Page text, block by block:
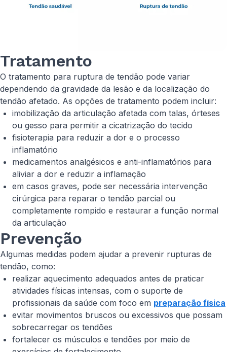
Tratamento
O tratamento para ruptura de tendão pode variar
dependendo da gravidade da lesão e da localização do
tendão afetado. As opções de tratamento podem incluir:
imobilização da articulação afetada com talas, órteses
ou gesso para permitir a cicatrização do tecido
fisioterapia para reduzir a dor e o processo
inflamatório
medicamentos analgésicos e anti-inflamatórios para
aliviar a dor e reduzir a inflamação
em casos graves, pode ser necessária intervenção
cirúrgica para reparar o tendão parcial ou
completamente rompido e restaurar a função normal
da articulação
Prevenção
Algumas medidas podem ajudar a prevenir rupturas de
tendão, como:
realizar aquecimento adequados antes de praticar
atividades físicas intensas, com o suporte de
profissionais da saúde com foco em preparação física
evitar movimentos bruscos ou excessivos que possam
sobrecarregar os tendões
fortalecer os músculos e tendões por meio de